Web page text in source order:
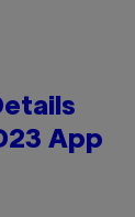
App